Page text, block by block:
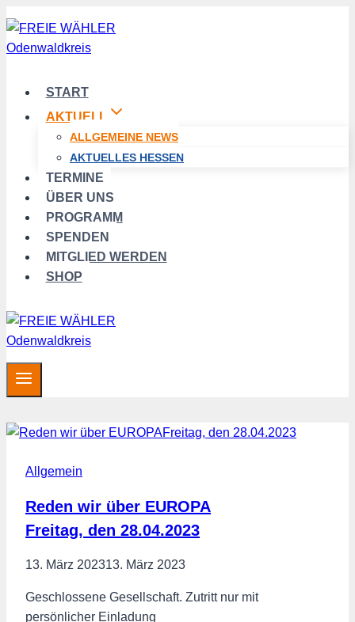
Zum
Inhalt
springen
START
AKTUELL
ALLGEMEINE NEWS
AKTUELLES HESSEN
TERMINE
ÜBER UNS
PROGRAMM
SPENDEN
MITGLIED WERDEN
SHOP
Allgemein
Reden wir über EUROPA
Freitag, den 28.04.2023
13. März 202313. März 2023
Geschlossene Gesellschaft. Zutritt nur mit
persönlicher Einladung